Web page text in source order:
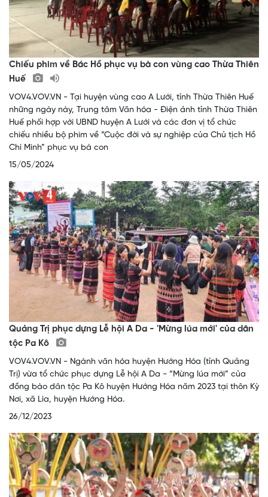
Chiếu phim về Bác Hồ phục vụ bà con vùng cao Thừa Thiên
Huế
VOV4.VOV.VN - Tại huyện vùng cao A Lưới, tỉnh Thừa Thiên Huế
những ngày này, Trung tâm Văn hóa - Điện ảnh tỉnh Thừa Thiên
Huế phối hợp với UBND huyện A Lưới và các đơn vị tổ chức
chiếu nhiều bộ phim về “Cuộc đời và sự nghiệp của Chủ tịch Hồ
Chí Minh” phục vụ bà con
15/05/2024
Quảng Trị phục dựng Lễ hội A Da - 'Mừng lúa mới' của dân
tộc Pa Kô
VOV4.VOV.VN - Ngành văn hóa huyện Hướng Hóa (tỉnh Quảng
Trị) vừa tổ chức phục dựng Lễ hội A Da - “Mừng lúa mới” của
đồng bào dân tộc Pa Kô huyện Hướng Hóa năm 2023 tại thôn Kỳ
Nơi, xã Lìa, huyện Hướng Hóa.
26/12/2023